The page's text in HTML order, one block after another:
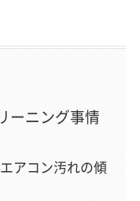
ーニング事情
アコン汚れの傾